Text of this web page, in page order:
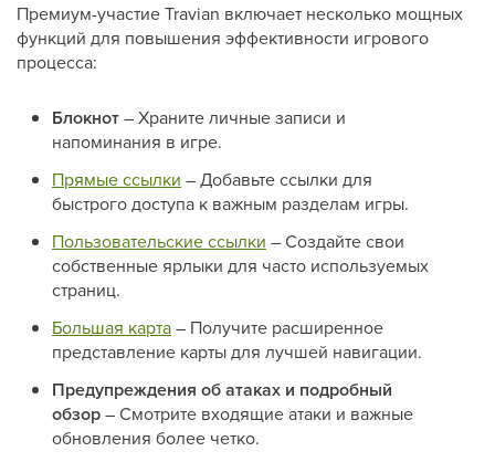
Премиум-участие Travian включает несколько мощных
функций для повышения эффективности игрового
процесса:
Блокнот– Храните личные записи и
напоминания в игре.
Прямые ссылки – Добавьте ссылки для
быстрого доступа к важным разделам игры.
Пользовательские ссылки – Создайте свои
собственные ярлыки для часто используемых
страниц.
Большая карта– Получите расширенное
представление карты для лучшей навигации.
Предупреждения об атаках и подробный
обзор– Смотрите входящие атаки и важные
обновления более четко.